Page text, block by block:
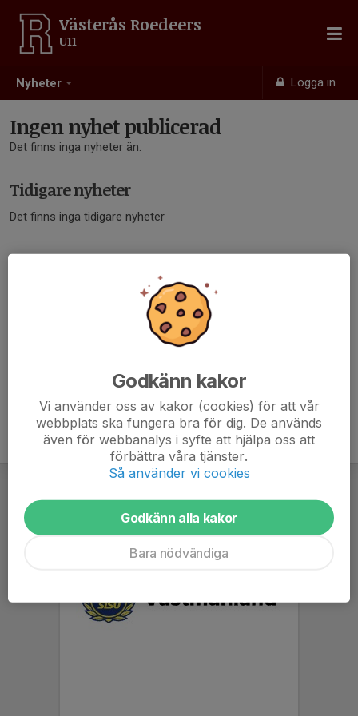
Nyheter Logga in
Västerås Roedeers
U11
Ingen nyhet publicerad
Det finns inga nyheter än.
Tidigare nyheter
Det finns inga tidigare nyheter
Godkänn kakor
Vi använder oss av kakor (cookies) för att vår
webbplats ska fungera bra för dig. De används
även för webbanalys i syfte att hjälpa oss att
förbättra våra tjänster.
Så använder vi cookies
Godkänn alla kakor
Bara nödvändiga